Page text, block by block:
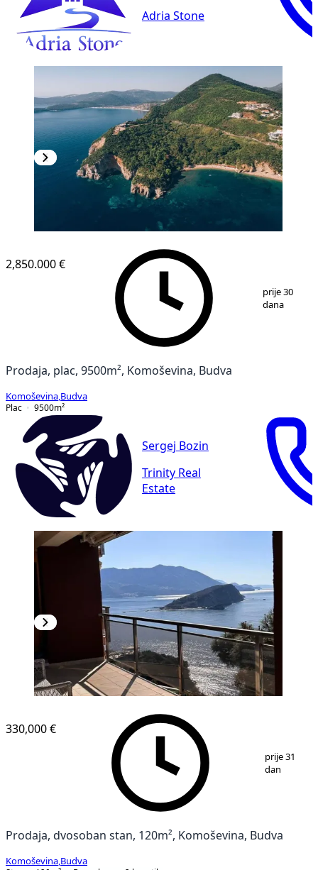
Adria Stone
/ 12
2,850.000 €
prije 30
dana
Prodaja, plac, 9500m², Komoševina, Budva
Komoševina Budva
Plac
9500m²
Sergej Bozin
Trinity Real
Estate
330,000 €
prije 31
dan
Prodaja, dvosoban stan, 120m², Komoševina, Budva
Komoševina Budva